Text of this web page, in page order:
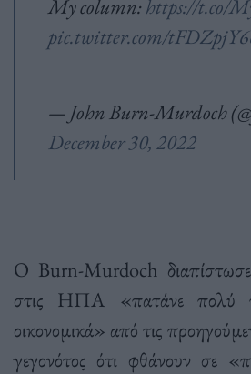
My column: https://t.co/
pic.twitter.com/
— John Burn-Murdoch
December 30, 2022
Ο Burn-Murdoch
στις ΗΠΑ «πατάνε πολύ
οικονομικά» από τις
γεγονότος ότι φθάνουν σε